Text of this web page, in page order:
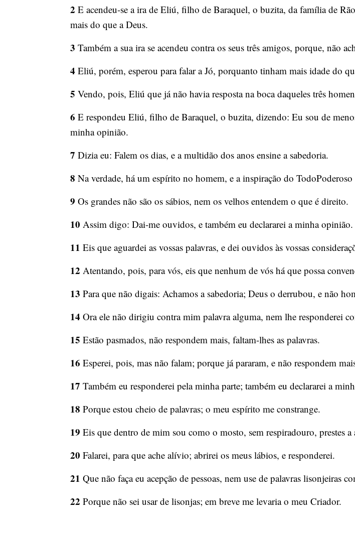
2 E acendeu-se a ira de Eliú, filho de Baraquel, o buzita, da família de
mais do que a Deus.
3 Também a sua ira se acendeu contra os seus três amigos, porque, não
4 Eliú, porém, esperou para falar a Jó, porquanto tinham mais idade do
5 Vendo, pois, Eliú que já não havia resposta na boca daqueles três
6 E respondeu Eliú, filho de Baraquel, o buzita, dizendo: Eu sou de
minha opinião.
7 Dizia eu: Falem os dias, e a multidão dos anos ensine a sabedoria.
8 Na verdade, há um espírito no homem, e a inspiração do
9 Os grandes não são os sábios, nem os velhos entendem o que é direito.
10 Assim digo: Dai-me ouvidos, e também eu declararei a minha opinião.
11 Eis que aguardei as vossas palavras, e dei ouvidos às vossas
12 Atentando, pois, para vós, eis que nenhum de vós há que possa
13 Para que não digais: Achamos a sabedoria; Deus o derrubou, e não
14 Ora ele não dirigiu contra mim palavra alguma, nem lhe responderei
15 Estão pasmados, não respondem mais, faltam-lhes as palavras.
16 Esperei, pois, mas não falam; porque já pararam, e não respondem
17 Também eu responderei pela minha parte; também eu declararei a
18 Porque estou cheio de palavras; o meu espírito me constrange.
19 Eis que dentro de mim sou como o mosto, sem respiradouro, prestes a
20 Falarei, para que ache alívio; abrirei os meus lábios, e responderei.
21 Que não faça eu acepção de pessoas, nem use de palavras lisonjeiras
22 Porque não sei usar de lisonjas; em breve me levaria o meu Criador.